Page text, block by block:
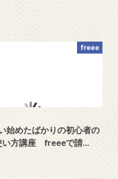
freee
始めたばかりの初心者の
い方講座 freeeで請…